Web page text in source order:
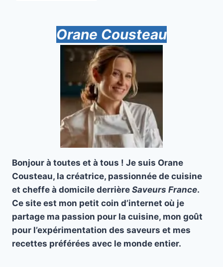
Orane Cousteau
Bonjour à toutes et à tous ! Je suis Orane
Cousteau, la créatrice, passionnée de cuisine
et cheffe à domicile derrière Saveurs France.
Ce site est mon petit coin d’internet où je
partage ma passion pour la cuisine, mon goût
pour l’expérimentation des saveurs et mes
recettes préférées avec le monde entier.